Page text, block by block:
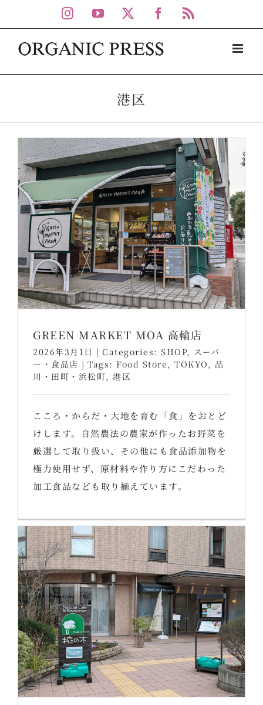
to
content
Instagram
YouTube Facebook
港区
GREEN MARKET MOA 高輪店
2026年3月1日 | Categories: SHOP, スーパ
ー・食品店 | Tags: Food Store , TOKYO , 品
川・田町・浜松町, 港区
こころ・からだ・大地を育む「食」をおとど
けします。自然農法の農家が作ったお野菜を
厳選して取り扱い、その他にも食品添加物を
極力使用せず、原材料や作り方にこだわった
加工食品なども取り揃えています。